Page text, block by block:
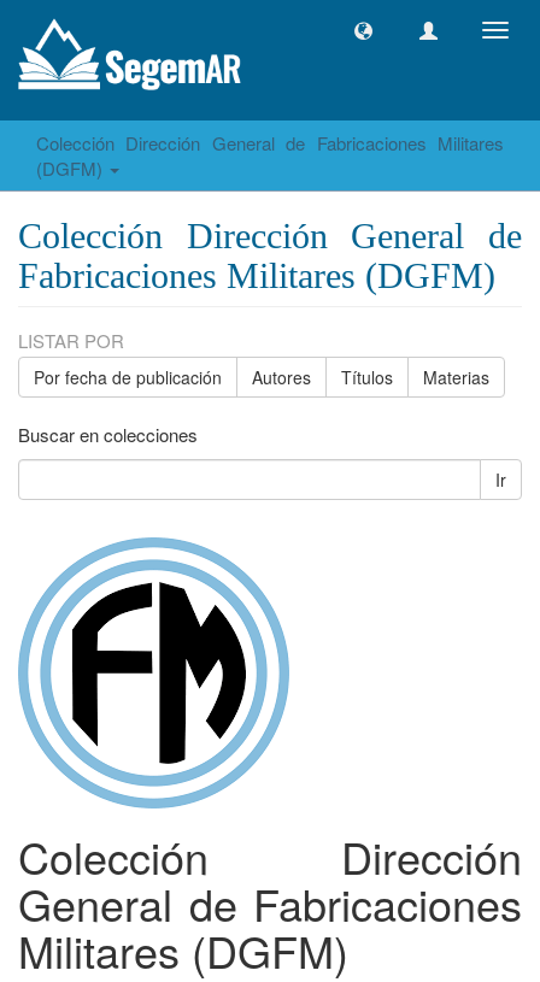
Colección Dirección General de Fabricaciones Militares
(DGFM)
Colección Dirección General de
Fabricaciones Militares (DGFM)
LISTAR POR
Por fecha de publicación Autores Títulos Materias
Buscar en colecciones
Ir
Colección Dirección
General de Fabricaciones
Militares (DGFM)